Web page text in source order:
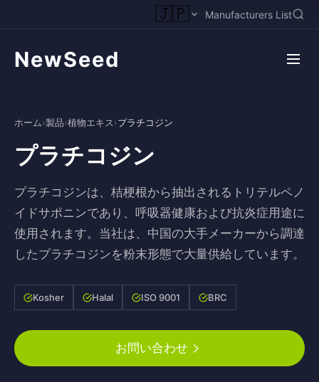
🇯🇵 Manufacturers List
NewSeed
ホーム›製品›植物エキス›プラチコジン
プラチコジン
プラチコジンは、桔梗根から抽出されるトリテルペノ
イドサポニンであり、呼吸器健康および抗炎症用途に
使用されます。当社は、中国の大手メーカーから調達
したプラチコジンを粉末形態で大量供給しています。
Kosher Halal ISO 9001 BRC
お問い合わせ